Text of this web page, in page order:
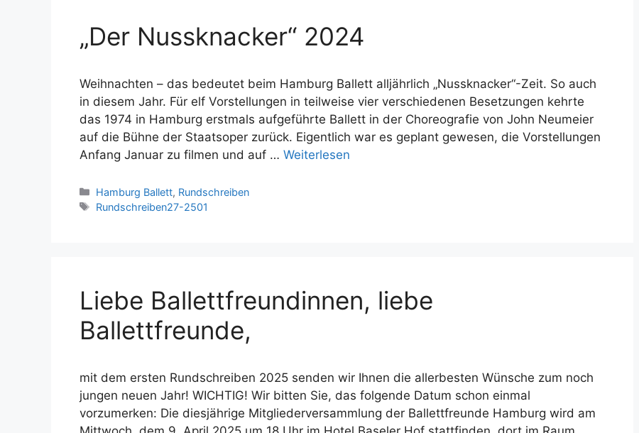
„Der Nussknacker“ 2024
Weihnachten – das bedeutet beim Hamburg Ballett alljährlich „Nussknacker“-Zeit. So auch
in diesem Jahr. Für elf Vorstellungen in teilweise vier verschiedenen Besetzungen kehrte
das 1974 in Hamburg erstmals aufgeführte Ballett in der Choreografie von John Neumeier
auf die Bühne der Staatsoper zurück. Eigentlich war es geplant gewesen, die Vorstellungen
Anfang Januar zu filmen und auf … Weiterlesen
Kategorien
Hamburg Ballett, Rundschreiben
Schlagwörter
Rundschreiben27-2501
Liebe Ballettfreundinnen, liebe
Ballettfreunde,
mit dem ersten Rundschreiben 2025 senden wir Ihnen die allerbesten Wünsche zum noch
jungen neuen Jahr! WICHTIG! Wir bitten Sie, das folgende Datum schon einmal
vorzumerken: Die diesjährige Mitgliederversammlung der Ballettfreunde Hamburg wird am